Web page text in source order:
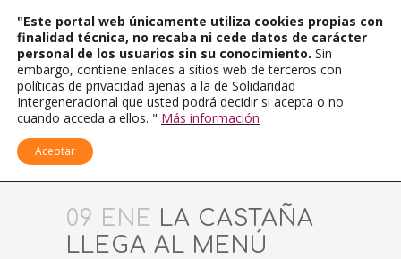
09 ENE LA CASTAÑA
LLEGA AL MENÚ
"Este portal web únicamente utiliza cookies propias con
finalidad técnica, no recaba ni cede datos de carácter
personal de los usuarios sin su conocimiento. Sin
embargo, contiene enlaces a sitios web de terceros con
políticas de privacidad ajenas a la de Solidaridad
Intergeneracional que usted podrá decidir si acepta o no
cuando acceda a ellos. " Más información
Aceptar